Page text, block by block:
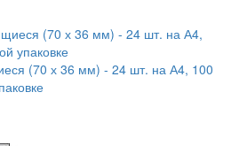
(70 х 36 мм) - 24 шт. на А4, 100